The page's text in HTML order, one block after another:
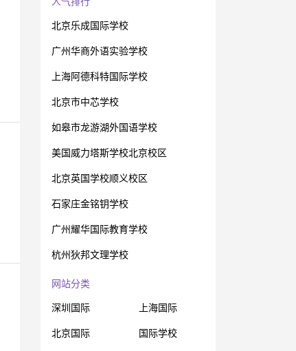
北京乐成国际学校
广州华商外语实验学校
上海阿德科特国际学校
北京市中芯学校
如皋市龙游湖外国语学校
美国威力塔斯学校北京校区
北京英国学校顺义校区
石家庄金铭钥学校
广州耀华国际教育学校
杭州狄邦文理学校
网站分类
深圳国际 上海国际
北京国际 国际学校